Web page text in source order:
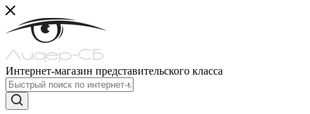
Интернет-магазин представительского класса